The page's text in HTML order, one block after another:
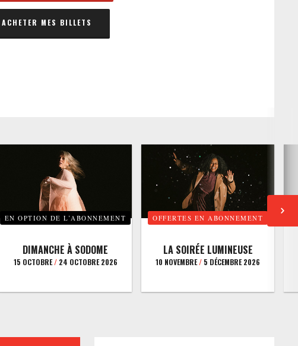
ACHETER MES BILLETS
EN OPTION DE L’ABONNEMENT
DIMANCHE À SODOME
15 OCTOBRE/24 OCTOBRE 2026
OFFERTES EN ABONNEMENT
LA SOIRÉE LUMINEUSE
10 NOVEMBRE/ 5 DÉCEMBRE 2026